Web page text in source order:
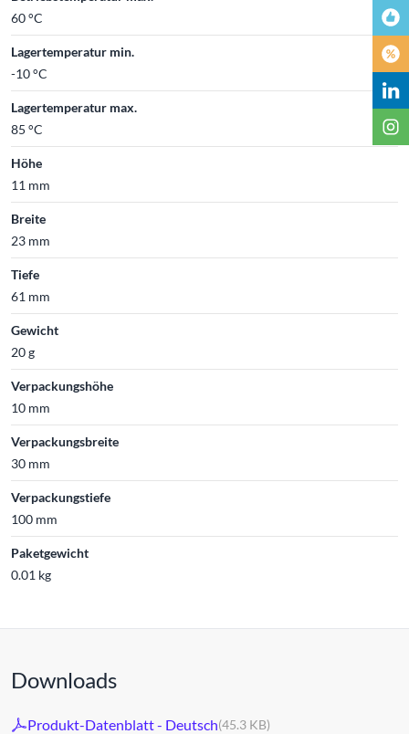
60 °C
Lagertemperatur min.
-10 °C
Lagertemperatur max.
85 °C
Höhe
11 mm
Breite
23 mm
Tiefe
61 mm
Gewicht
20 g
Verpackungshöhe
10 mm
Verpackungsbreite
30 mm
Verpackungstiefe
100 mm
Paketgewicht
0.01 kg
Downloads
Produkt-Datenblatt - Deutsch(45.3 KB)